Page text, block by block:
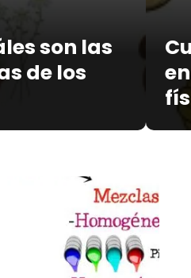
son las
de los